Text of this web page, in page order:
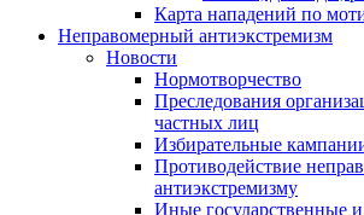
Карта нападений по
Неправомерный антиэкстремизм
Новости
Нормотворчество
Преследования
частных лиц
Избирательные
Противодействие
антиэкстремизму
Иные государственные